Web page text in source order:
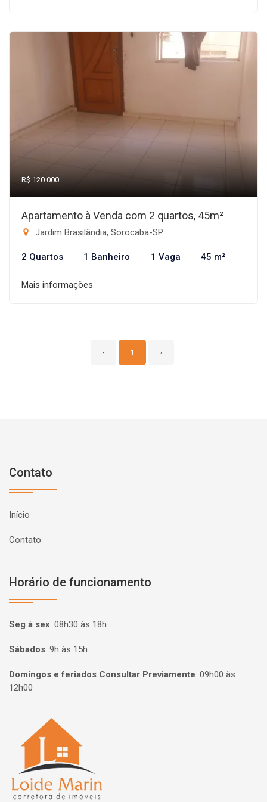
R$ 120.000
Apartamento à Venda com 2 quartos, 45m²
Jardim Brasilândia, Sorocaba-SP
2 Quartos 1 Banheiro 1 Vaga 45 m²
Mais informações
‹ 1 ›
Contato
Início
Contato
Horário de funcionamento
Seg à sex: 08h30 às 18h
Sábados: 9h às 15h
Domingos e feriados Consultar Previamente: 09h00 às
12h00
Página inicial